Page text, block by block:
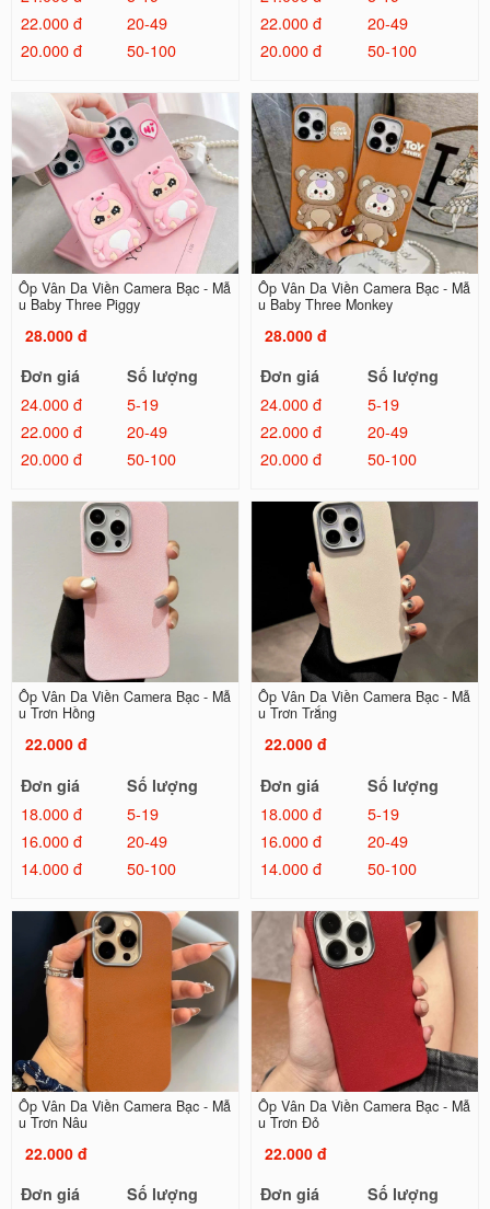
22.000 đ
20-49
20.000 đ
50-100
22.000 đ
20-49
20.000 đ
50-100
Ốp Vân Da Viền Camera Bạc - Mẫ
u Baby Three Piggy
28.000 đ
Đơn giá
Số lượng
24.000 đ
5-19
22.000 đ
20-49
20.000 đ
50-100
Ốp Vân Da Viền Camera Bạc - Mẫ
u Baby Three Monkey
28.000 đ
Đơn giá
Số lượng
24.000 đ
5-19
22.000 đ
20-49
20.000 đ
50-100
Ốp Vân Da Viền Camera Bạc - Mẫ
u Trơn Hồng
22.000 đ
Đơn giá
Số lượng
18.000 đ
5-19
16.000 đ
20-49
14.000 đ
50-100
Ốp Vân Da Viền Camera Bạc - Mẫ
u Trơn Trắng
22.000 đ
Đơn giá
Số lượng
18.000 đ
5-19
16.000 đ
20-49
14.000 đ
50-100
Ốp Vân Da Viền Camera Bạc - Mẫ
u Trơn Nâu
22.000 đ
Đơn giá
Số lượng
Ốp Vân Da Viền Camera Bạc - Mẫ
u Trơn Đỏ
22.000 đ
Đơn giá
Số lượng